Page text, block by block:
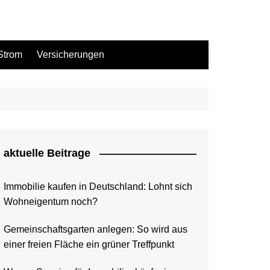
Versicherungen
aktuelle Beitrage
Immobilie kaufen in Deutschland: Lohnt sich
Wohneigentum noch?
Gemeinschaftsgarten anlegen: So wird aus
einer freien Fläche ein grüner Treffpunkt